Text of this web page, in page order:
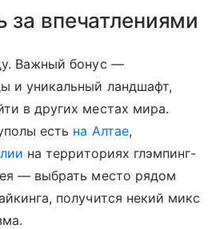
за впечатлениями
Важный бонус —
и уникальный ландшафт,
в других местах мира.
есть на Алтае,
на территориях глэмпинг-
— выбрать место рядом
получится некий микс